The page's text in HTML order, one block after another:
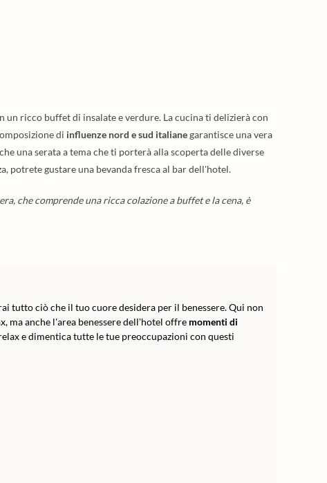
un ricco buffet di insalate e verdure. La cucina ti delizierà con
di influenze nord e sud italianegarantisce una vera
una serata a tema che ti porterà alla scoperta delle diverse
potrete gustare una bevanda fresca al bar dell'hotel.
che comprende una ricca colazione a buffet e la cena, è
tutto ciò che il tuo cuore desidera per il benessere. Qui non
ma anche l'area benessere dell'hotel offre momenti di
e dimentica tutte le tue preoccupazioni con questi